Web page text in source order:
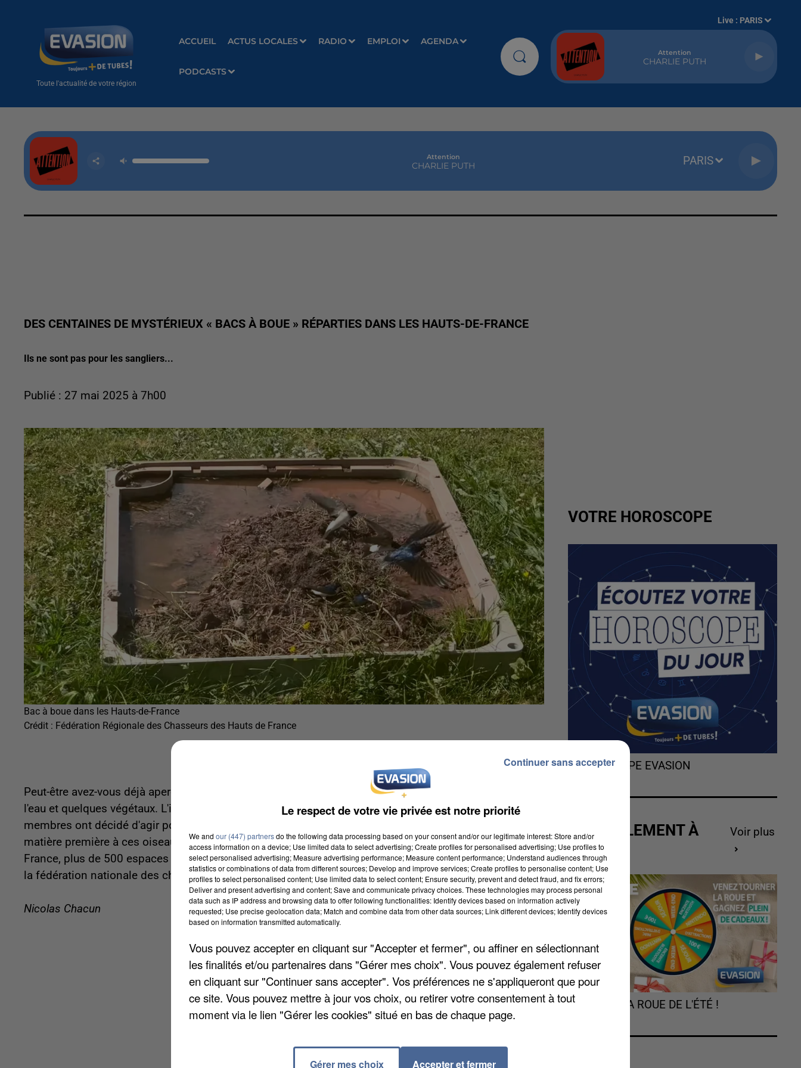
Toute l'actualité de votre région
ACCUEIL ACTUS LOCALES RADIO EMPLOI AGENDA
PODCASTS
Live : PARIS
Attention
CHARLIE PUTH
Attention
CHARLIE PUTH PARIS
DES CENTAINES DE MYSTÉRIEUX « BACS À BOUE » RÉPARTIES DANS LES HAUTS-DE-FRANCE
Ils ne sont pas pour les sangliers...
Publié : 27 mai 2025 à 7h00
Bac à boue dans les Hauts-de-France
Crédit : Fédération Régionale des Chasseurs des Hauts de France
Peut-être avez-vous déjà aperçu ces drôles d'installations dans lesquelles se trouvent de la terre, de
l'eau et quelques végétaux. L'initiative vient en fait de la Fédération régionale des Chasseurs. Ses
membres ont décidé d'agir pour les hirondelles. Avec le temps très sec, l'objectif est d'apporter de la
matière première à ces oiseaux. Les volatiles pourront ainsi construire leurs nids. Dans les Hauts-de-
France, plus de 500 espaces boueux ont été implantés. La Région, l'Office français de la biodiversité et
la fédération nationale des chasseurs ont soutenu financièrement cette initiative.
Nicolas Chacun
VOTRE HOROSCOPE
L'HOROSCOPE EVASION
ACTUELLEMENT À
GAGNER
Voir plus
TOURNEZ LA ROUE DE L'ÉTÉ !
Le respect de votre vie privée est notre priorité
We and our (447) partnersdo the following data processing based on your consent and/or our legitimate interest: Store and/or
access information on a device; Use limited data to select advertising; Create profiles for personalised advertising; Use profiles to
select personalised advertising; Measure advertising performance; Measure content performance; Understand audiences through
statistics or combinations of data from different sources; Develop and improve services; Create profiles to personalise content; Use
profiles to select personalised content; Use limited data to select content; Ensure security, prevent and detect fraud, and fix errors;
Deliver and present advertising and content; Save and communicate privacy choices. These technologies may process personal
data such as IP address and browsing data to offer following functionalities: Identify devices based on information actively
requested; Use precise geolocation data; Match and combine data from other data sources; Link different devices; Identify devices
based on information transmitted automatically.
Vous pouvez accepter en cliquant sur "Accepter et fermer", ou affiner en sélectionnant
les finalités et/ou partenaires dans "Gérer mes choix". Vous pouvez également refuser
en cliquant sur "Continuer sans accepter". Vos préférences ne s'appliqueront que pour
ce site. Vous pouvez mettre à jour vos choix, ou retirer votre consentement à tout
moment via le lien "Gérer les cookies" situé en bas de chaque page.
Gérer mes choix Accepter et fermer
Continuer sans accepter